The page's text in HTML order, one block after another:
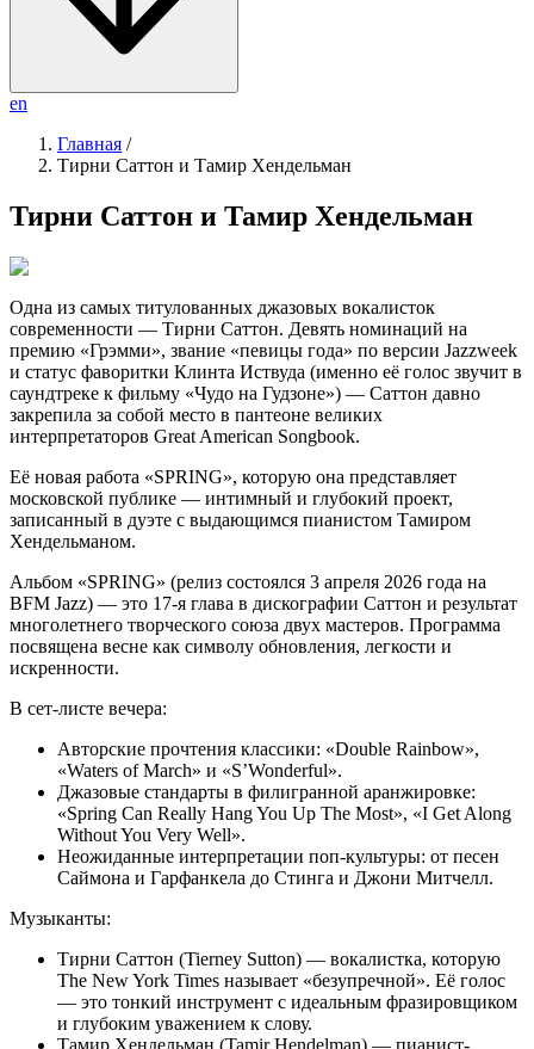
en
Главная /
Тирни Саттон и Тамир Хендельман
Тирни Саттон и Тамир Хендельман
Одна из самых титулованных джазовых вокалисток
современности — Тирни Саттон. Девять номинаций на
премию «Грэмми», звание «певицы года» по версии Jazzweek
и статус фаворитки Клинта Иствуда (именно её голос звучит в
саундтреке к фильму «Чудо на Гудзоне») — Саттон давно
закрепила за собой место в пантеоне великих
интерпретаторов Great American Songbook.
Её новая работа «SPRING», которую она представляет
московской публике — интимный и глубокий проект,
записанный в дуэте с выдающимся пианистом Тамиром
Хендельманом.
Альбом «SPRING» (релиз состоялся 3 апреля 2026 года на
BFM Jazz) — это 17-я глава в дискографии Саттон и результат
многолетнего творческого союза двух мастеров. Программа
посвящена весне как символу обновления, легкости и
искренности.
В сет-листе вечера:
Авторские прочтения классики: «Double Rainbow»,
«Waters of March» и «S’Wonderful».
Джазовые стандарты в филигранной аранжировке:
«Spring Can Really Hang You Up The Most», «I Get Along
Without You Very Well».
Неожиданные интерпретации поп-культуры: от песен
Саймона и Гарфанкела до Стинга и Джони Митчелл.
Музыканты:
Тирни Саттон (Tierney Sutton) — вокалистка, которую
The New York Times называет «безупречной». Её голос
— это тонкий инструмент с идеальным фразировщиком
и глубоким уважением к слову.
Тамир Хендельман (Tamir Hendelman) — пианист-